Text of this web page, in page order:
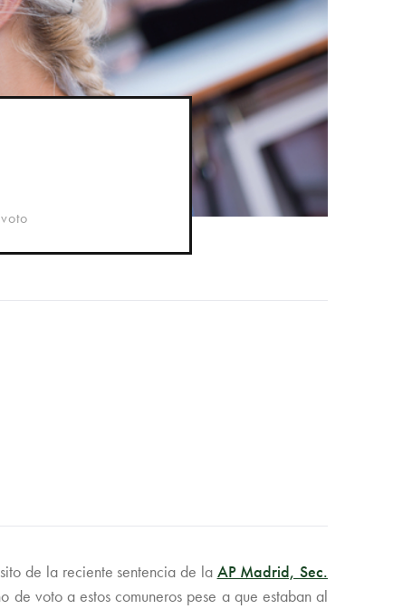
de la reciente sentencia de la AP Madrid, Sec.
voto a estos comuneros pese a que estaban al